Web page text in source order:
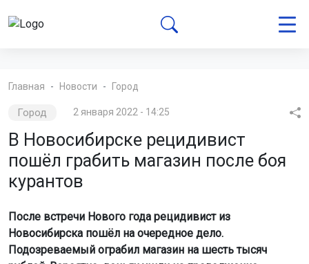
Главная Новости Город
Город 2 января 2022 - 14:25
В Новосибирске рецидивист
пошёл грабить магазин после боя
курантов
После встречи Нового года рецидивист из
Новосибирска пошёл на очередное дело.
Подозреваемый ограбил магазин на шесть тысяч